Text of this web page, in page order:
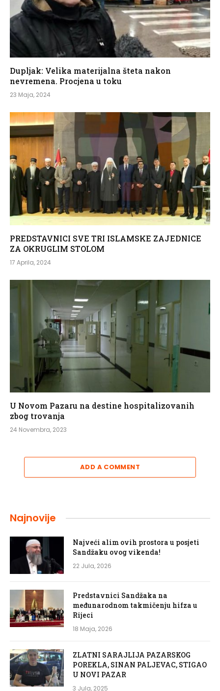
Dupljak: Velika materijalna šteta nakon
nevremena. Procjena u toku
23 Maja, 2024
PREDSTAVNICI SVE TRI ISLAMSKE ZAJEDNICE
ZA OKRUGLIM STOLOM
17 Aprila, 2024
U Novom Pazaru na destine hospitalizovanih
zbog trovanja
24 Novembra, 2023
ADD A COMMENT
Najnovije
Najveći alim ovih prostora u posjeti
Sandžaku ovog vikenda!
22 Jula, 2026
Predstavnici Sandžaka na
međunarodnom takmičenju hifza u
Rijeci
18 Maja, 2026
ZLATNI SARAJLIJA PAZARSKOG
POREKLA, SINAN PALJEVAC, STIGAO
U NOVI PAZAR
3 Jula, 2025